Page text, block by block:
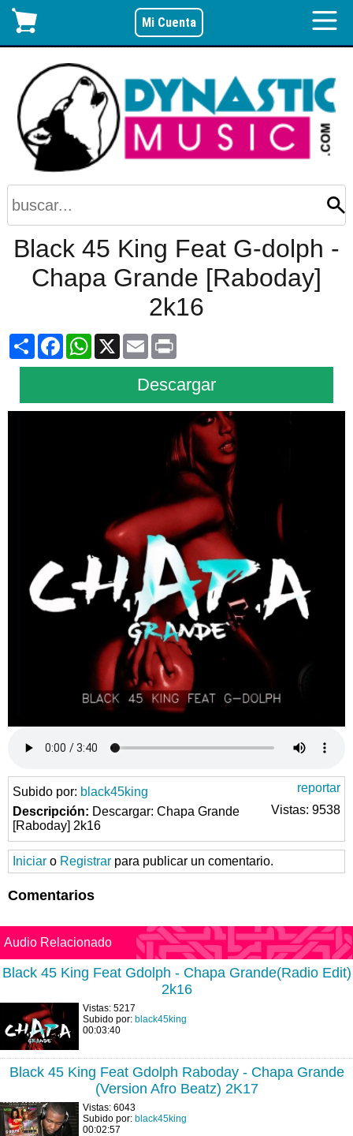
Mi Cuenta
Black 45 King Feat G-dolph -
Chapa Grande [Raboday]
2k16
ShareFacebookWhatsApp
X Email
Descargar
Subido por: black45king
Descripción: Descargar: Chapa Grande
[Raboday] 2k16
reportar
Vistas: 9538
Iniciar o Registrar para publicar un comentario.
Comentarios
Audio Relacionado
Black 45 King Feat Gdolph - Chapa Grande(Radio Edit)
2k16
Vistas: 5217
Subido por: black45king
00:03:40
Black 45 King Feat Gdolph Raboday - Chapa Grande
(Version Afro Beatz) 2K17
Vistas: 6043
Subido por: black45king
00:02:57